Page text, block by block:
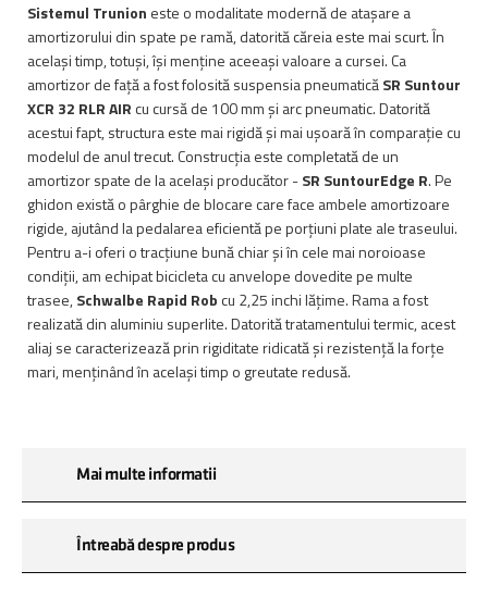
Sistemul Trunion este o modalitate modernă de atașare a
amortizorului din spate pe ramă, datorită căreia este mai scurt. În
același timp, totuși, își menține aceeași valoare a cursei. Ca
amortizor de față a fost folosită suspensia pneumaticăSR Suntour
XCR 32 RLR AIRcu cursă de 100 mm și arc pneumatic. Datorită
acestui fapt, structura este mai rigidă și mai ușoară în comparație cu
modelul de anul trecut. Construcția este completată de un
amortizor spate de la același producător -SR SuntourEdge R. Pe
ghidon există o pârghie de blocare care face ambele amortizoare
rigide, ajutând la pedalarea eficientă pe porțiuni plate ale traseului.
Pentru a-i oferi o tracțiune bună chiar și în cele mai noroioase
condiții, am echipat bicicleta cu anvelope dovedite pe multe
trasee,Schwalbe Rapid Robcu 2,25 inchi lățime. Rama a fost
realizată din aluminiu superlite. Datorită tratamentului termic, acest
aliaj se caracterizează prin rigiditate ridicată și rezistență la forțe
mari, menținând în același timp o greutate redusă.
Mai multe informatii
Întreabă despre produs